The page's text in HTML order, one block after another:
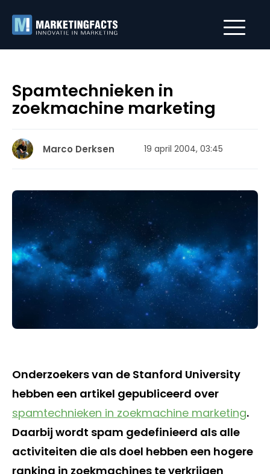
Spamtechnieken in
zoekmachine marketing
Marco Derksen 19 april 2004, 03:45
Onderzoekers van de Stanford University
hebben een artikel gepubliceerd over
spamtechnieken in zoekmachine marketing.
Daarbij wordt spam gedefinieerd als alle
activiteiten die als doel hebben een hogere
ranking in zoekmachines te verkrijgen